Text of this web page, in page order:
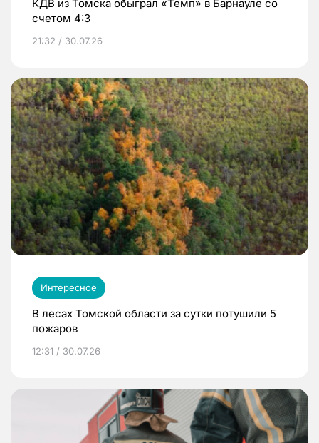
КДВ из Томска обыграл «Темп» в Барнауле со
счетом 4:3
21:32 / 30.07.26
Интересное
В лесах Томской области за сутки потушили 5
пожаров
12:31 / 30.07.26